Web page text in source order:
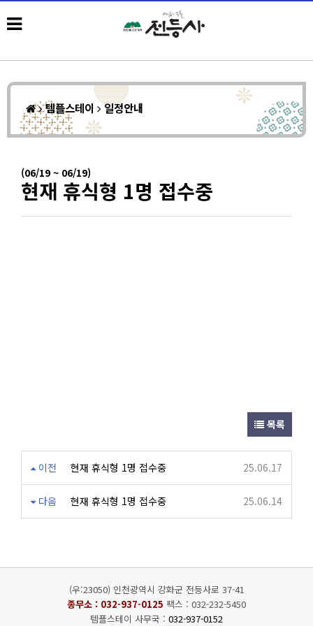
템플스테이 일정안내
(06/19 ~ 06/19)
현재 휴식형 1명 접수중
목록
이전 현재 휴식형 1명 접수중 25.06.17
다음 현재 휴식형 1명 접수중 25.06.14
(우:23050) 인천광역시 강화군 전등사로 37-41
종무소 : 032-937-0125 팩스 : 032-232-5450
템플스테이 사무국 : 032-937-0152